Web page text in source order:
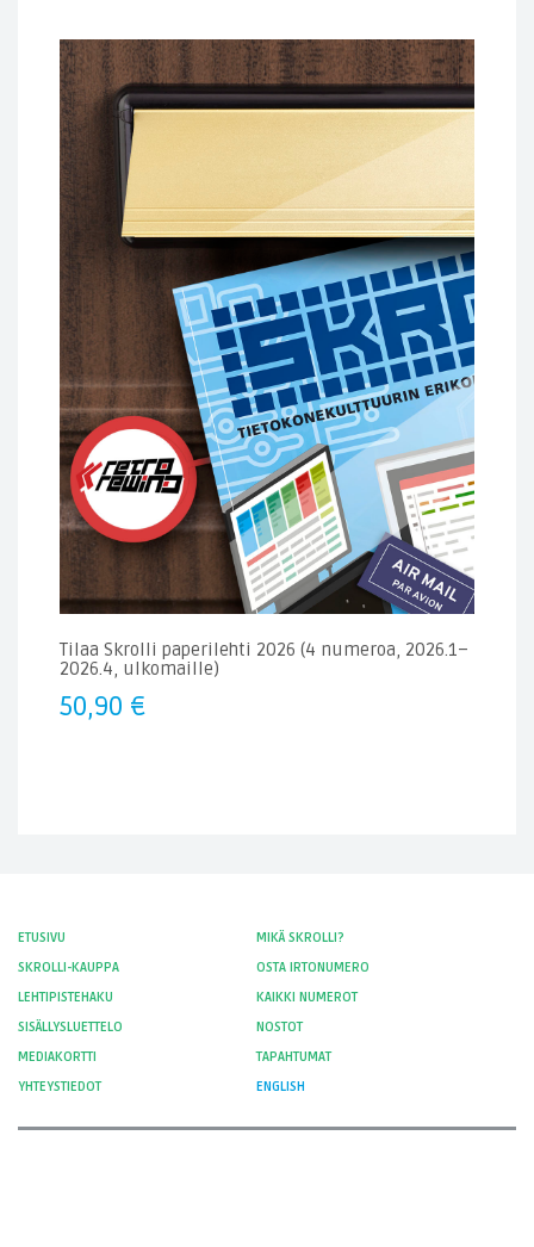
Tilaa Skrolli paperilehti 2026 (4 numeroa, 2026.1–
2026.4, ulkomaille)
50,90 €
ETUSIVU
MIKÄ SKROLLI?
SKROLLI-KAUPPA
OSTA IRTONUMERO
LEHTIPISTEHAKU
KAIKKI NUMEROT
SISÄLLYSLUETTELO
NOSTOT
MEDIAKORTTI
TAPAHTUMAT
YHTEYSTIEDOT
ENGLISH